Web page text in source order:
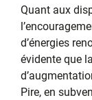
Quant aux
d’énergies
évidente que
Pire, en